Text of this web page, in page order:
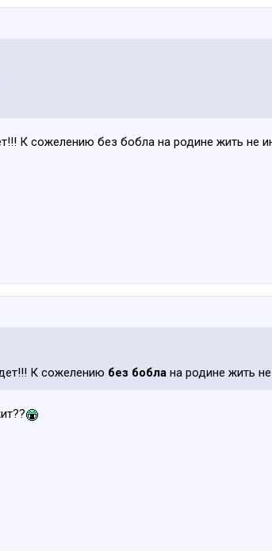
К сожелению без бобла на родине жить не
К сожелению без бобла на родине жить не